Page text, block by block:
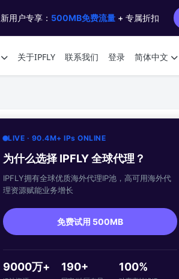
用户专享： 500MB免费流量 + 专属折扣
关于IPFLY 联系我们 登录 简体中文
LIVE · 90.4M+ IPs ONLINE
为什么选择 IPFLY 全球代理？
IPFLY拥有全球优质海外代理IP池，高可用海外代
理资源赋能业务增长
免费试用 500MB
9000万+ 190+ 100%